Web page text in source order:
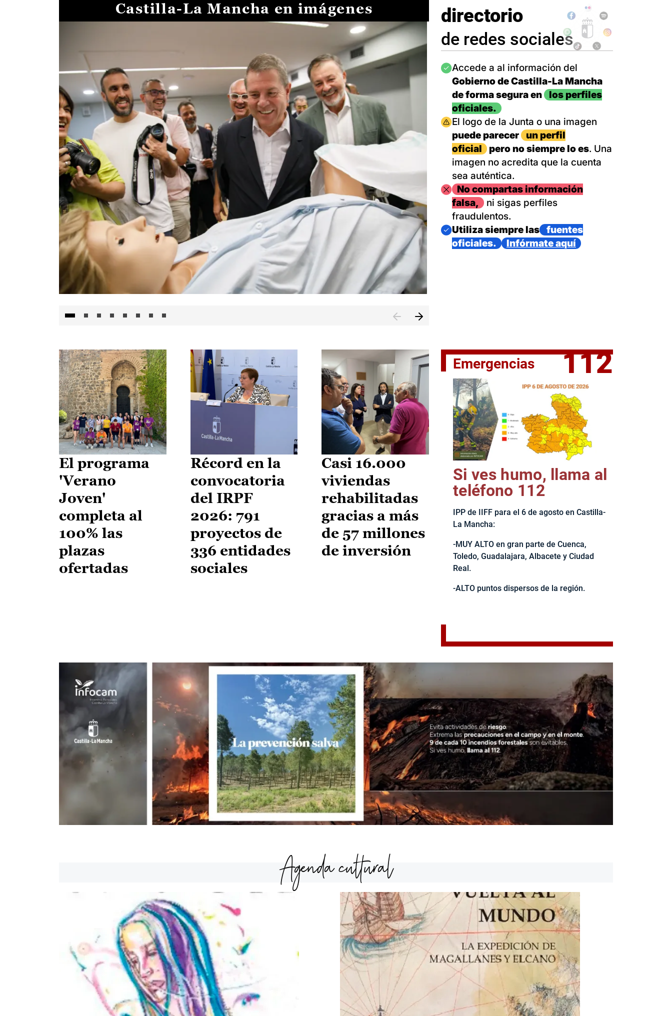
Castilla-La Mancha en imágenes
El jefe del Ejecutivo castellanomanchego, Emiliano García-
directorio
de redes sociales
Imagen
Accede a al información del
Gobierno de Castilla-La Mancha
de forma segura en
los perfiles
oficiales.
Imagen
El logo de la Junta o una imagen
puede parecer
un perfil
oficial
pero no siempre lo es. Una
imagen no acredita que la cuenta
sea auténtica.
ImagenNo compartas información
falsa,
ni sigas perfiles
fraudulentos.
Imagen
Utiliza siempre las
fuentes
oficiales.
Infórmate aquí
El programa
'Verano
Joven'
completa al
100% las
plazas
ofertadas
Récord en la
convocatoria
del IRPF
2026: 791
proyectos de
336 entidades
sociales
Casi 16.000
viviendas
rehabilitadas
gracias a más
de 57 millones
de inversión
Emergencias 112
Si ves humo, llama al
teléfono 112
IPP de IIFF para el 6 de agosto en Castilla-
La Mancha:
-MUY ALTO en gran parte de Cuenca,
Toledo, Guadalajara, Albacete y Ciudad
Real.
-ALTO puntos dispersos de la región.
Agenda cultural